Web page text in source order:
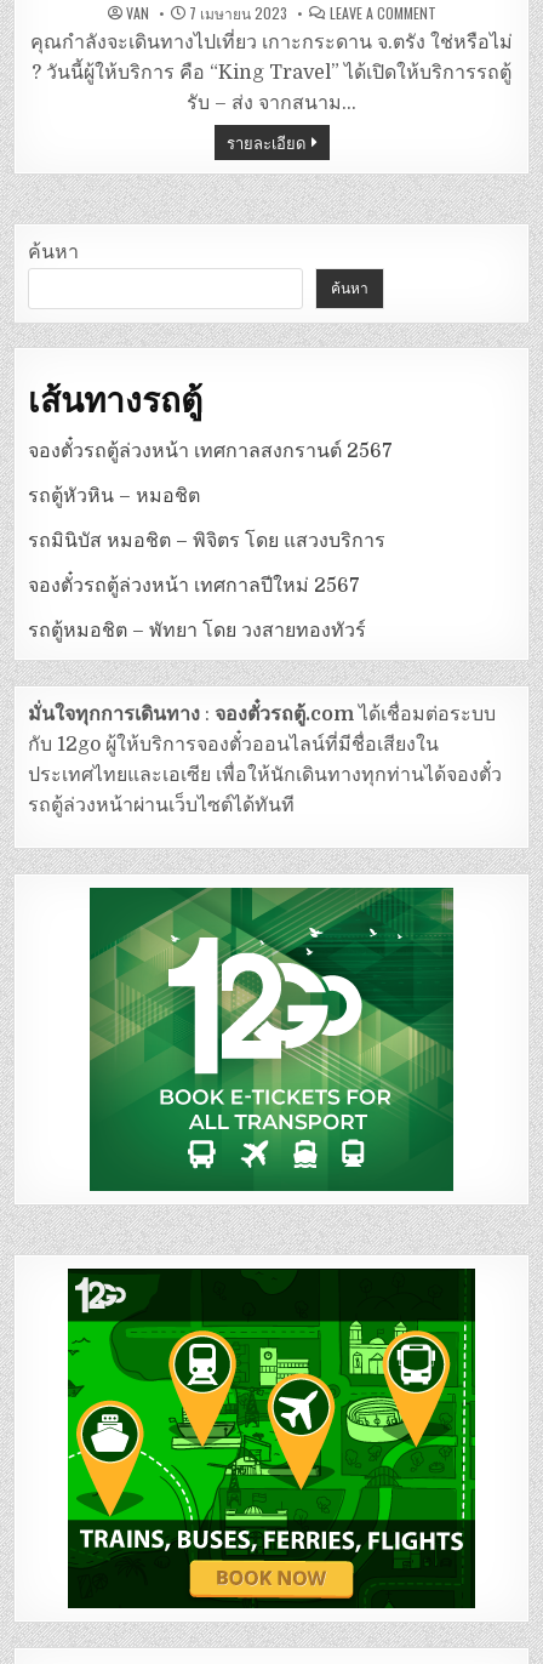
VAN 7 เมษายน 2023 LEAVE A COMMENTON
รถ
ตู้
สนาม
บิน
ตรัง
คุณกำลังจะเดินทางไปเที่ยว เกาะกระดาน จ.ตรัง ใช่หรือไม่
? วันนี้ผู้ให้บริการ คือ “King Travel” ได้เปิดให้บริการรถตู้
รับ – ส่ง จากสนาม…
รายละเอียด
ค้นหา
ค้นหา
เส้นทางรถตู้
จองตั๋วรถตู้ล่วงหน้า เทศกาลสงกรานต์ 2567
รถตู้หัวหิน – หมอชิต
รถมินิบัส หมอชิต – พิจิตร โดย แสวงบริการ
จองตั๋วรถตู้ล่วงหน้า เทศกาลปีใหม่ 2567
รถตู้หมอชิต – พัทยา โดย วงสายทองทัวร์
มั่นใจทุกการเดินทาง :จองตั๋วรถตู้.comได้เชื่อมต่อระบบ
กับ 12go ผู้ให้บริการจองตั๋วออนไลน์ที่มีชื่อเสียงใน
ประเทศไทยและเอเซีย เพื่อให้นักเดินทางทุกท่านได้จองตั๋ว
รถตู้ล่วงหน้าผ่านเว็บไซต์ได้ทันที